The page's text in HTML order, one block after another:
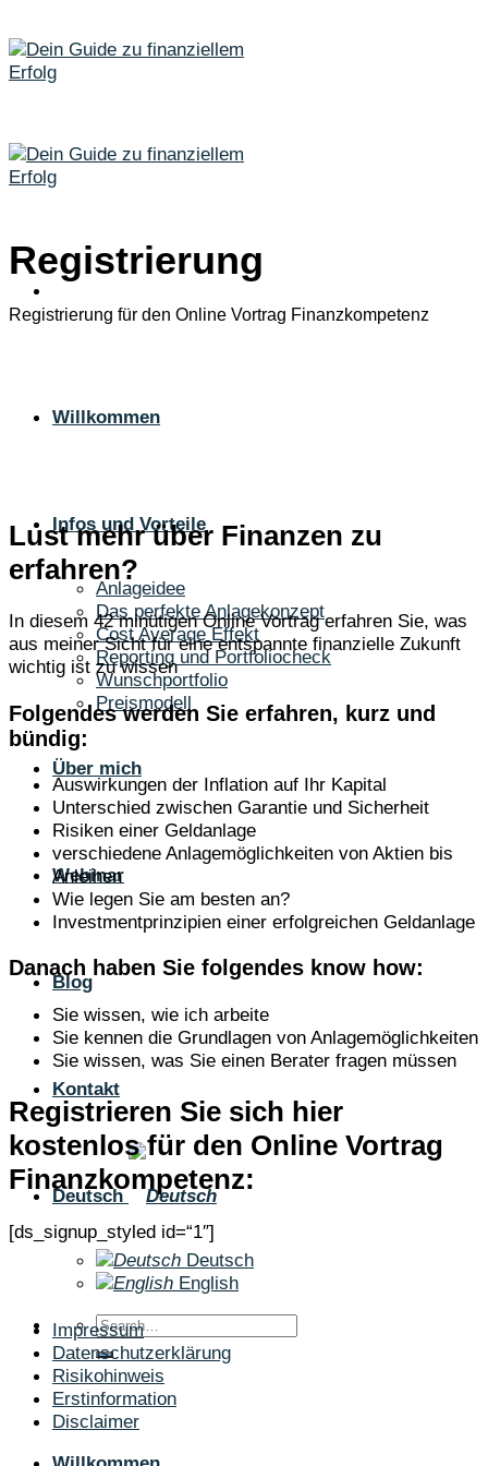
Inhalt
springen
Willkommen
Infos und Vorteile
Anlageidee
Das perfekte Anlagekonzept
Cost Average Effekt
Reporting und Portfoliocheck
Wunschportfolio
Preismodell
Über mich
Webinar
Blog
Kontakt
Deutsch
Deutsch
English
Registrierung
Registrierung für den Online Vortrag Finanzkompetenz
Lust mehr über Finanzen zu
erfahren?
In diesem 42 minütigen Online Vortrag erfahren Sie, was
aus meiner Sicht für eine entspannte finanzielle Zukunft
wichtig ist zu wissen
Folgendes werden Sie erfahren, kurz und
bündig:
Auswirkungen der Inflation auf Ihr Kapital
Unterschied zwischen Garantie und Sicherheit
Risiken einer Geldanlage
verschiedene Anlagemöglichkeiten von Aktien bis
Anleihen
Wie legen Sie am besten an?
Investmentprinzipien einer erfolgreichen Geldanlage
Danach haben Sie folgendes know how:
Sie wissen, wie ich arbeite
Sie kennen die Grundlagen von Anlagemöglichkeiten
Sie wissen, was Sie einen Berater fragen müssen
Registrieren Sie sich hier
kostenlos für den Online Vortrag
Finanzkompetenz:
[ds_signup_styled id=“1″]
Impressum
Datenschutzerklärung
Risikohinweis
Erstinformation
Disclaimer